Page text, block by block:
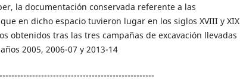
la documentación conservada referente a las
en dicho espacio tuvieron lugar en los siglos XVIII y XIX
obtenidos tras las tres campañas de excavación llevadas
2005, 2006-07 y 2013-14